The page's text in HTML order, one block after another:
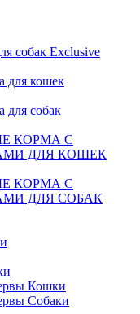
собак Exclusive
для кошек
для собак
КОРМА С
ДЛЯ КОШЕК
КОРМА С
ДЛЯ СОБАК
Кошки
Собаки